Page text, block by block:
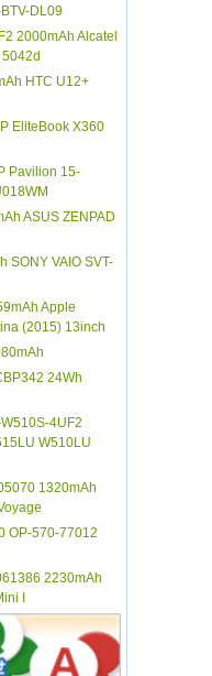
DL09
2000mAh Alcatel
HTC U12+
EliteBook X360
Pavilion 15-
ASUS ZENPAD
SONY VAIO SVT-
Apple
(2015) 13inch
24Wh
4UF2
W510LU
1320mAh
OP-570-77012
2230mAh
I